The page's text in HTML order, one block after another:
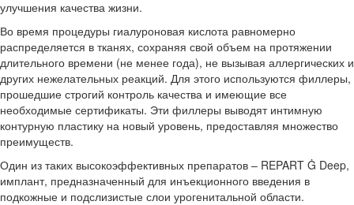
улучшения качества жизни.
Во время процедуры гиалуроновая кислота равномерно
распределяется в тканях, сохраняя свой объем на протяжении
длительного времени (не менее года), не вызывая аллергических и
других нежелательных реакций. Для этого используются филлеры,
прошедшие строгий контроль качества и имеющие все
необходимые сертификаты. Эти филлеры выводят интимную
контурную пластику на новый уровень, предоставляя множество
преимуществ.
Один из таких высокоэффективных препаратов – REPART Ġ Deep,
имплант, предназначенный для инъекционного введения в
подкожные и подслизистые слои урогенитальной области.